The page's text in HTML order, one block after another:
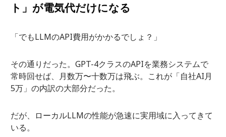
ト」が電気代だけになる
「でもLLMのAPI費用がかかるでしょ？」
その通りだった。GPT-4クラスのAPIを業務システムで
常時回せば、月数万〜十数万は飛ぶ。これが「自社AI月
5万」の内訳の大部分だった。
だが、ローカルLLMの性能が急速に実用域に入ってきて
いる。